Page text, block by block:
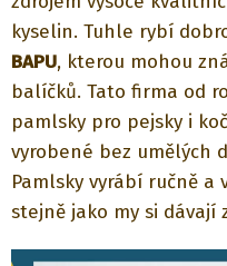
kyselin. Tuhle rybí
BAPU, kterou mohou
balíčků. Tato firma od
pamlsky pro pejsky i
vyrobené bez umělých
Pamlsky vyrábí ručně a
stejně jako my si dávají